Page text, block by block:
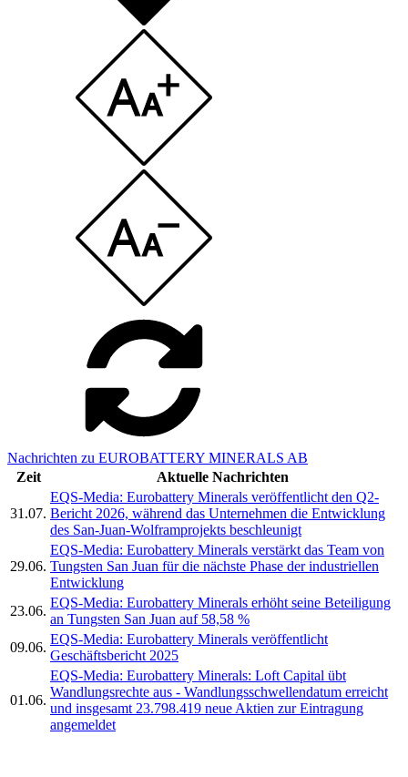
Nachrichten zu EUROBATTERY MINERALS AB
Zeit
Aktuelle Nachrichten
31.07.
EQS-Media: Eurobattery Minerals veröffentlicht den Q2-
Bericht 2026, während das Unternehmen die Entwicklung
des San-Juan-Wolframprojekts beschleunigt
29.06.
EQS-Media: Eurobattery Minerals verstärkt das Team von
Tungsten San Juan für die nächste Phase der industriellen
Entwicklung
23.06.
EQS-Media: Eurobattery Minerals erhöht seine Beteiligung
an Tungsten San Juan auf 58,58 %
09.06.
EQS-Media: Eurobattery Minerals veröffentlicht
Geschäftsbericht 2025
01.06.
EQS-Media: Eurobattery Minerals: Loft Capital übt
Wandlungsrechte aus - Wandlungsschwellendatum erreicht
und insgesamt 23.798.419 neue Aktien zur Eintragung
angemeldet